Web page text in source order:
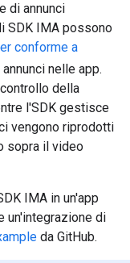
di annunci
SDK IMA possono
conforme a
nelle app.
della
l'SDK gestisce
vengono riprodotti
sopra il video
IMA in un'app
un'integrazione di
da GitHub.